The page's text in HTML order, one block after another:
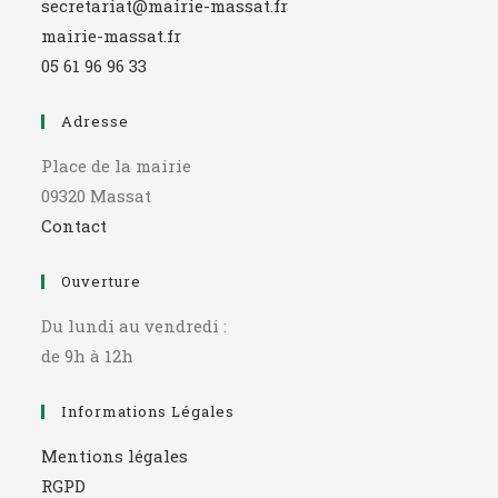
secretariat@mairie-massat.fr
mairie-massat.fr
05 61 96 96 33
Adresse
Place de la mairie
09320 Massat
Contact
Ouverture
Du lundi au vendredi :
de 9h à 12h
Informations Légales
Mentions légales
RGPD